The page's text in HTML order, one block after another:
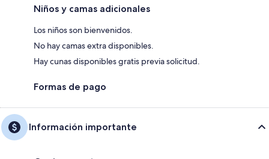
Niños y camas adicionales
Los niños son bienvenidos.
No hay camas extra disponibles.
Hay cunas disponibles gratis previa solicitud.
Formas de pago
Información importante